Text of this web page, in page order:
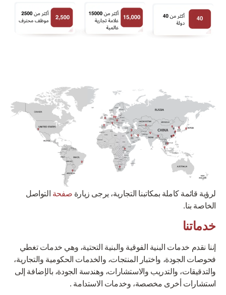
لرؤية قائمة كاملة بمكاتبنا التجارية، يرجى زيارة صفحة التواصل
الخاصة بنا.
خدماتنا
إننا نقدم خدمات البنية الفوقية والبنية التحتية، وهي خدمات تغطي
فحوصات الجودة، واختبار المنتجات، والخدمات الحكومية والتجارية،
والتدقيقات، والتدريب والاستشارات، وهندسة الجودة، بالإضافة إلى
استشارات أخرى مخصصة، وخدمات الاستدامة .